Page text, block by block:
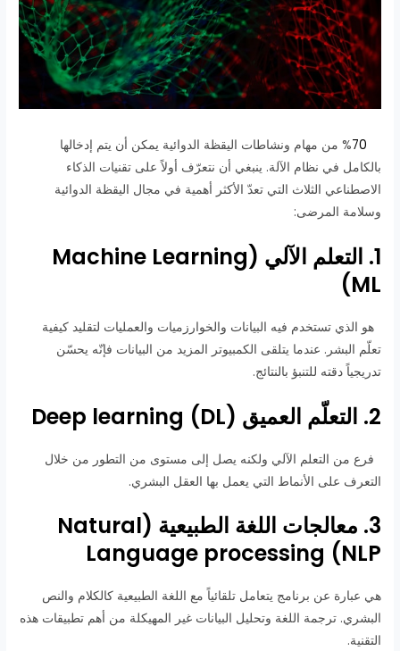
70
من مهام ونشاطات اليقظة الدوائية يمكن أن يتم إدخالها
بالكامل في نظام الآلة. ينبغي أن نتعرّف أولاً على تقنيات الذكاء
الاصطناعي الثلاث التي تعدّ الأكثر أهمية في مجال اليقظة الدوائية
وسلامة المرضى:
1. التعلم الآلي (Machine Learning
(ML
هو الذي تستخدم فيه البيانات والخوارزميات والعمليات لتقليد كيفية
تعلّم البشر. عندما يتلقى الكمبيوتر المزيد من البيانات فإنّه يحسّن
تدريجياً دقته للتنبؤ بالنتائج.
2. التعلّم العميق (Deep learning (DL
فرع من التعلم الآلي ولكنه يصل إلى مستوى من التطور من خلال
التعرف على الأنماط التي يعمل بها العقل البشري.
3. معالجات اللغة الطبيعية (Natural
Language processing (NLP
هي عبارة عن برنامج يتعامل تلقائياً مع اللغة الطبيعية كالكلام والنص
البشري. ترجمة اللغة وتحليل البيانات غير المهيكلة من أهم تطبيقات هذه
التقنية.